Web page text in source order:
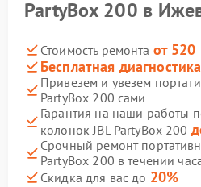
PartyBox 200 в
Стоимость ремонта от 520
Бесплатная диагностика
Привезем и увезем
PartyBox 200 сами
Гарантия на наши работы
колонок JBL PartyBox 200
Срочный ремонт
PartyBox 200 в течении
Скидка для вас до 20%